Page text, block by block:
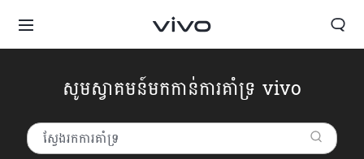
សូមស្វាគមន៍មកកាន់ការគាំទ្រ vivo